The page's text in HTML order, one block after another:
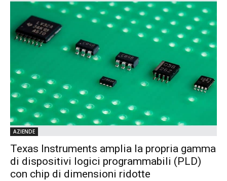
AZIENDE
Texas Instruments amplia la propria gamma
di dispositivi logici programmabili (PLD)
con chip di dimensioni ridotte